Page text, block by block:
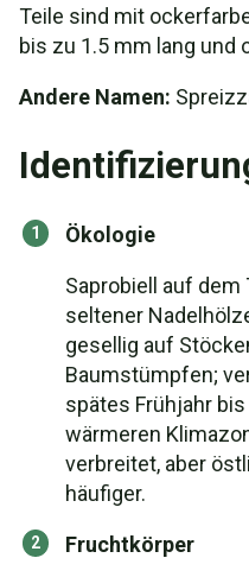
Teile sind mit
bis zu 1.5 mm lang und
Andere Namen:
Ökologie
Saprobiell auf dem
seltener
gesellig auf
Baumstümpfen;
spätes Frühjahr
wärmeren
verbreitet, aber
häufiger.
Fruchtkörper